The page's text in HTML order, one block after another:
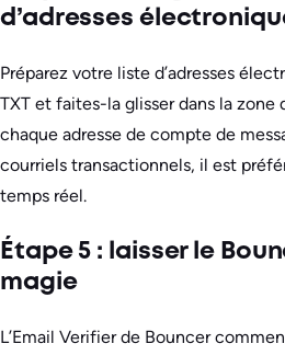
d’adresses
Préparez votre liste d’adresses
TXT et faites-la glisser dans la zone
chaque adresse de compte de
courriels transactionnels, il est
temps réel.
Étape 5 : laisser le
magie
L’Email Verifier de Bouncer